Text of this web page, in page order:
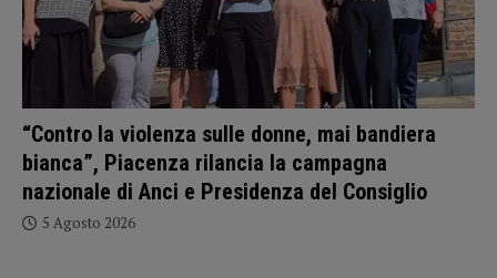
“Contro la violenza sulle donne, mai bandiera
bianca”, Piacenza rilancia la campagna
nazionale di Anci e Presidenza del Consiglio
5 Agosto 2026